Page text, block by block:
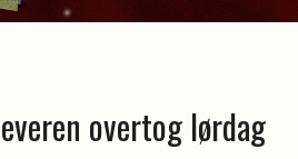
overtog lørdag